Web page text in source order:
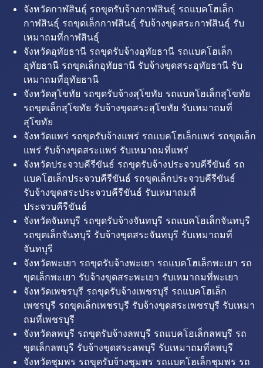
จังหวัดกาฬสินธุ์ รถขุดรับจ้างกาฬสินธุ์ รถแบคโฮเล็ก
กาฬสินธุ์ รถขุดเล็กกาฬสินธุ์ รับจ้างขุดสระกาฬสินธุ์ รับ
เหมาถมที่กาฬสินธุ์
จังหวัดอุทัยธานี รถขุดรับจ้างอุทัยธานี รถแบคโฮเล็ก
อุทัยธานี รถขุดเล็กอุทัยธานี รับจ้างขุดสระอุทัยธานี รับ
เหมาถมที่อุทัยธานี
จังหวัดสุโขทัย รถขุดรับจ้างสุโขทัย รถแบคโฮเล็กสุโขทัย
รถขุดเล็กสุโขทัย รับจ้างขุดสระสุโขทัย รับเหมาถมที่
สุโขทัย
จังหวัดแพร่ รถขุดรับจ้างแพร่ รถแบคโฮเล็กแพร่ รถขุดเล็ก
แพร่ รับจ้างขุดสระแพร่ รับเหมาถมที่แพร่
จังหวัดประจวบคีรีขันธ์ รถขุดรับจ้างประจวบคีรีขันธ์ รถ
แบคโฮเล็กประจวบคีรีขันธ์ รถขุดเล็กประจวบคีรีขันธ์
รับจ้างขุดสระประจวบคีรีขันธ์ รับเหมาถมที่
ประจวบคีรีขันธ์
จังหวัดจันทบุรี รถขุดรับจ้างจันทบุรี รถแบคโฮเล็กจันทบุรี
รถขุดเล็กจันทบุรี รับจ้างขุดสระจันทบุรี รับเหมาถมที่
จันทบุรี
จังหวัดพะเยา รถขุดรับจ้างพะเยา รถแบคโฮเล็กพะเยา รถ
ขุดเล็กพะเยา รับจ้างขุดสระพะเยา รับเหมาถมที่พะเยา
จังหวัดเพชรบุรี รถขุดรับจ้างเพชรบุรี รถแบคโฮเล็ก
เพชรบุรี รถขุดเล็กเพชรบุรี รับจ้างขุดสระเพชรบุรี รับเหมา
ถมที่เพชรบุรี
จังหวัดลพบุรี รถขุดรับจ้างลพบุรี รถแบคโฮเล็กลพบุรี รถ
ขุดเล็กลพบุรี รับจ้างขุดสระลพบุรี รับเหมาถมที่ลพบุรี
จังหวัดชุมพร รถขุดรับจ้างชุมพร รถแบคโฮเล็กชุมพร รถ